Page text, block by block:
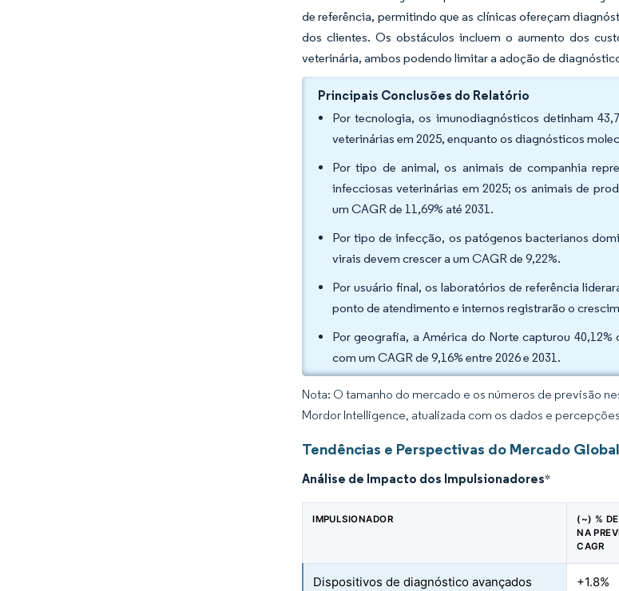
de referência, permitindo que as clínicas ofereçam
dos clientes. Os obstáculos incluem o aumento dos
veterinária, ambos podendo limitar a adoção de
Principais Conclusões do Relatório
Por tecnologia, os imunodiagnósticos detinham
veterinárias em 2025, enquanto os diagnósticos
Por tipo de animal, os animais de companhia
infecciosas veterinárias em 2025; os animais de
um CAGR de 11,69% até 2031.
Por tipo de infecção, os patógenos bacterianos
virais devem crescer a um CAGR de 9,22%.
Por usuário final, os laboratórios de referência
ponto de atendimento e internos registrarão o
Por geografia, a América do Norte capturou
com um CAGR de 9,16% entre 2026 e 2031.
Nota: O tamanho do mercado e os números de previsão
Mordor Intelligence, atualizada com os dados e
Tendências e Perspectivas do Mercado
Análise de Impacto dos Impulsionadores*
IMPULSIONADOR
(~) %
NA
CAGR
Dispositivos de diagnóstico avançados
+1.8%